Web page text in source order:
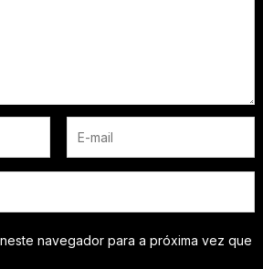
navegador para a próxima vez que